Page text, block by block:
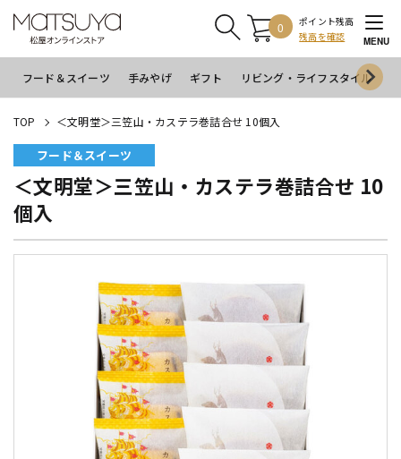
0
ポイント残高
残高を確認
MENU
フード＆スイーツ 手みやげ ギフト リビング・ライフスタイル
TOP ＜文明堂＞三笠山・カステラ巻詰合せ 10個入
フード＆スイーツ
＜文明堂＞三笠山・カステラ巻詰合せ 10
個入